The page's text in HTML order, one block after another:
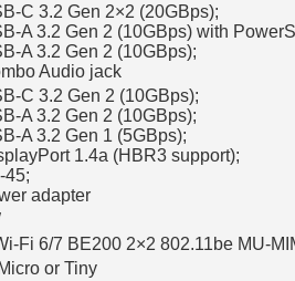
C 3.2 Gen 2×2 (20GBps);
A 3.2 Gen 2 (10GBps) with
A 3.2 Gen 2 (10GBps);
Audio jack
C 3.2 Gen 2 (10GBps);
A 3.2 Gen 2 (10GBps);
A 3.2 Gen 1 (5GBps);
1.4a (HBR3 support);
45;
adapter
Fi 6/7 BE200 2×2 802.11be MU-
or Tiny